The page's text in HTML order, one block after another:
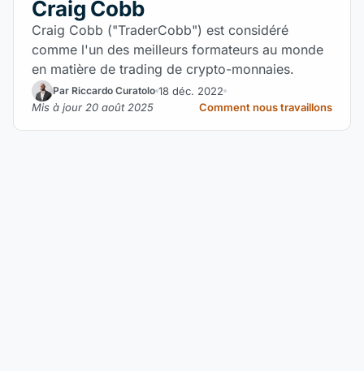
Craig Cobb
Craig Cobb ("TraderCobb") est considéré
comme l'un des meilleurs formateurs au monde
en matière de trading de crypto-monnaies.
Par Riccardo Curatolo 18 déc. 2022
Mis à jour 20 août 2025
Comment nous travaillons